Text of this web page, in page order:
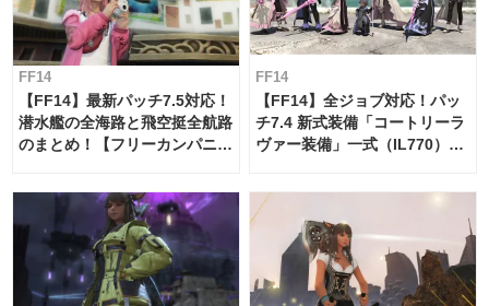
FF14
【FF14】最新パッチ7.5対応！
潜水艦の全海路と飛空挺全航路
のまとめ！【フリーカンパニ
FF14
【FF14】全ジョブ対応！パッ
チ7.4 新式装備「コートリーラ
ヴァー装備」一式（IL770）の